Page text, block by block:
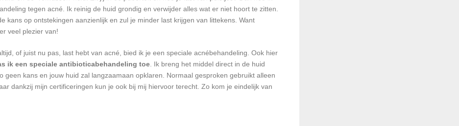
tegen acné. Ik reinig de huid grondig en verwijder alles wat er niet hoort te zitten.
kans op ontstekingen aanzienlijk en zul je minder last krijgen van littekens. Want
veel plezier van!
of juist nu pas, last hebt van acné, bied ik je een speciale acnébehandeling. Ook hier
ik een speciale antibioticabehandeling toe. Ik breng het middel direct in de huid
geen kans en jouw huid zal langzaamaan opklaren. Normaal gesproken gebruikt alleen
dankzij mijn certificeringen kun je ook bij mij hiervoor terecht. Zo kom je eindelijk van